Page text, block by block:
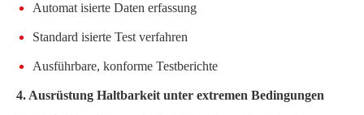
Automat isierte Daten erfassung
Standard isierte Test verfahren
Ausführbare, konforme Testberichte
4. Ausrüstung Haltbarkeit unter extremen Bedingungen